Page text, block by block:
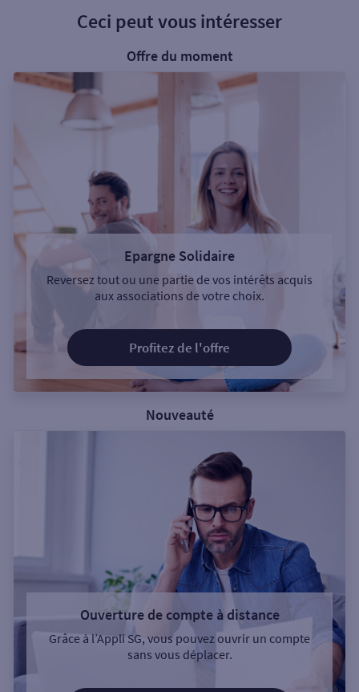
Ceci peut vous intéresser
Offre du moment
Epargne Solidaire
Reversez tout ou une partie de vos intérêts acquis
aux associations de votre choix.
Profitez de l'offre
Nouveauté
Ouverture de compte à distance
Grâce à l’Appli SG, vous pouvez ouvrir un compte
sans vous déplacer.